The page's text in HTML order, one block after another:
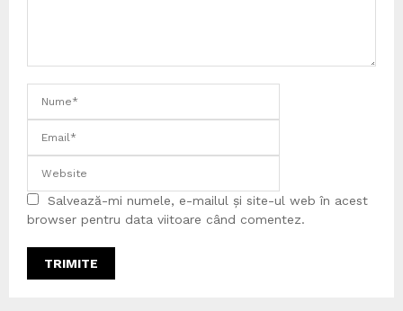
Salvează-mi numele, e-mailul și site-ul web în acest
browser pentru data viitoare când comentez.